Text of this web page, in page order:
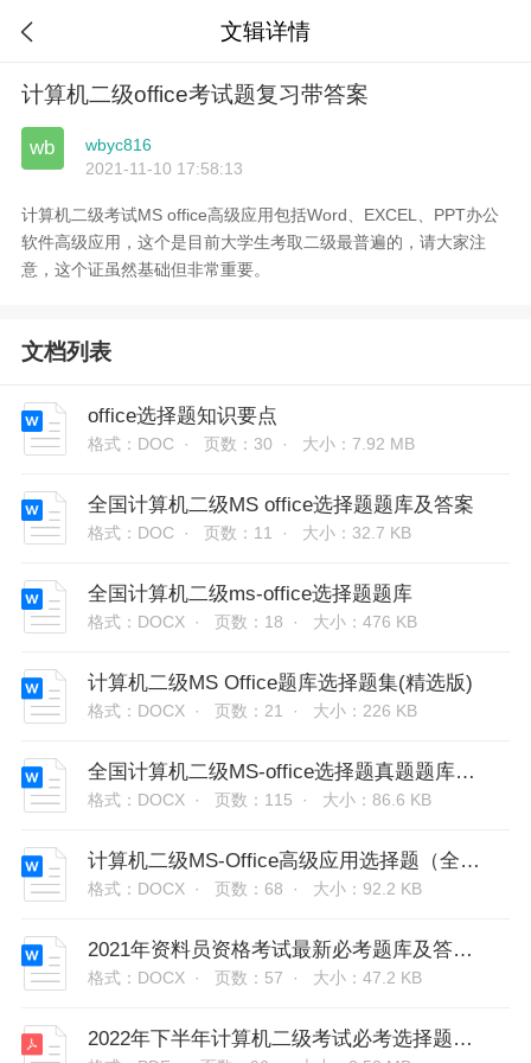
 文辑详情
计算机二级office考试题复习带答案
wb
wbyc816
2021-11-10 17:58:13
计算机二级考试MS office高级应用包括Word、EXCEL、PPT办公
软件高级应用，这个是目前大学生考取二级最普遍的，请大家注
意，这个证虽然基础但非常重要。
文档列表
office选择题知识要点
格式：DOC · 页数：30 · 大小：7.92 MB
全国计算机二级MS office选择题题库及答案
格式：DOC · 页数：11 · 大小：32.7 KB
全国计算机二级ms-office选择题题库
格式：DOCX · 页数：18 · 大小：476 KB
计算机二级MS Office题库选择题集(精选版)
格式：DOCX · 页数：21 · 大小：226 KB
全国计算机二级MS-office选择题真题题库及答案
格式：DOCX · 页数：115 · 大小：86.6 KB
计算机二级MS-Office高级应用选择题（全部题库）带答案
格式：DOCX · 页数：68 · 大小：92.2 KB
2021年资料员资格考试最新必考题库及答案（精选400题）
格式：DOCX · 页数：57 · 大小：47.2 KB
2022年下半年计算机二级考试必考选择题题库含答案